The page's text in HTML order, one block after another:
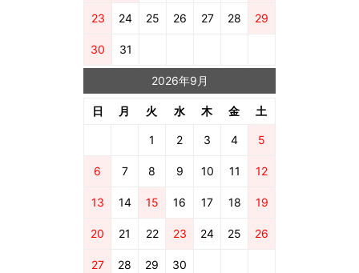
23 24 25 26 27 28 29
30 31
2026年9月
日 月 火 水 木 金 土
1 2 3 4 5
6 7 8 9 10 11 12
13 14 15 16 17 18 19
20 21 22 23 24 25 26
27 28 29 30